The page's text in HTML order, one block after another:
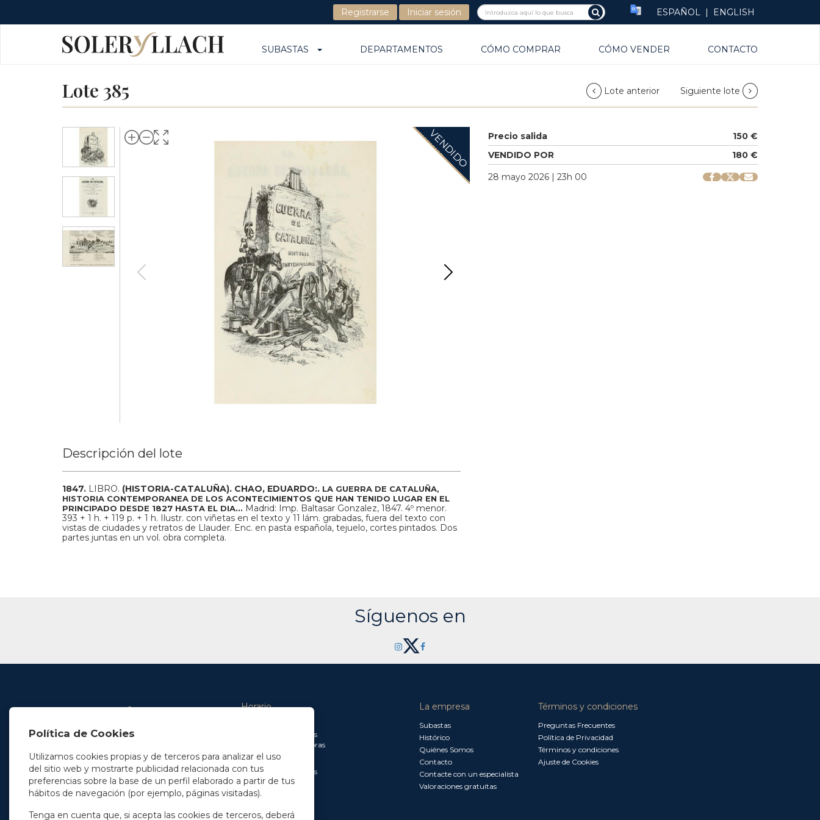
Registrarse Iniciar sesión ESPAÑOL | ENGLISH
SUBASTAS DEPARTAMENTOS CÓMO COMPRAR CÓMO VENDER CONTACTO
Lote 385 Lote anterior Siguiente lote
VENDIDO Precio salida
150 €
VENDIDO POR
180 €
28 mayo 2026 | 23h 00
Descripción del lote
1847. LIBRO. (HISTORIA-CATALUÑA). CHAO, EDUARDO:. LA GUERRA DE CATALUÑA,
HISTORIA CONTEMPORANEA DE LOS ACONTECIMIENTOS QUE HAN TENIDO LUGAR EN EL
PRINCIPADO DESDE 1827 HASTA EL DIA... Madrid: Imp. Baltasar Gonzalez, 1847. 4º menor.
393 + 1 h. + 119 p. + 1 h. Ilustr. con viñetas en el texto y 11 lám. grabadas, fuera del texto con
vistas de ciudades y retratos de Llauder. Enc. en pasta española, tejuelo, cortes pintados. Dos
partes juntas en un vol. obra completa.
Síguenos en
En Madrid
info@soleryllach.com
En Barcelona
Beethoven 13
+34 93 201 87 33
Horario
De 9.00 a 13.30 horas
y de 14.30 a 18.00 horas
Viernes:
De 8.30 a 15.00 horas
La empresa
Subastas
Histórico
Quiénes Somos
Contacto
Contacte con un especialista
Valoraciones gratuitas
Términos y condiciones
Preguntas Frecuentes
Política de Privacidad
Términos y condiciones
Ajuste de Cookies
Política de Cookies
Utilizamos cookies propias y de terceros para analizar el uso
del sitio web y mostrarte publicidad relacionada con tus
preferencias sobre la base de un perfil elaborado a partir de tus
hábitos de navegación (por ejemplo, páginas visitadas).
Tenga en cuenta que, si acepta las cookies de terceros, deberá